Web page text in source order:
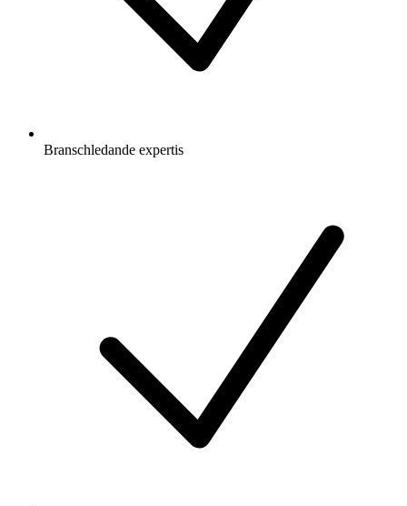
Branschledande expertis